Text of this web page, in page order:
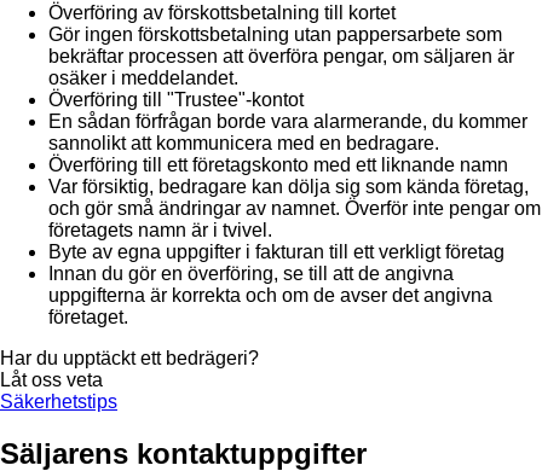
Överföring av förskottsbetalning till kortet
Gör ingen förskottsbetalning utan pappersarbete som
bekräftar processen att överföra pengar, om säljaren är
osäker i meddelandet.
Överföring till "Trustee"-kontot
En sådan förfrågan borde vara alarmerande, du kommer
sannolikt att kommunicera med en bedragare.
Överföring till ett företagskonto med ett liknande namn
Var försiktig, bedragare kan dölja sig som kända företag,
och gör små ändringar av namnet. Överför inte pengar om
företagets namn är i tvivel.
Byte av egna uppgifter i fakturan till ett verkligt företag
Innan du gör en överföring, se till att de angivna
uppgifterna är korrekta och om de avser det angivna
företaget.
Har du upptäckt ett bedrägeri?
Låt oss veta
Säkerhetstips
Säljarens kontaktuppgifter